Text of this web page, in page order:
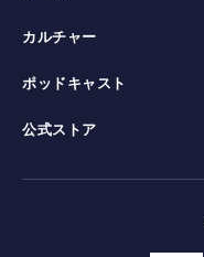
カルチャー
ポッドキャスト
公式ストア